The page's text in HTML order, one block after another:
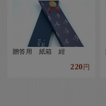
贈答用 紙箱 紺
220円